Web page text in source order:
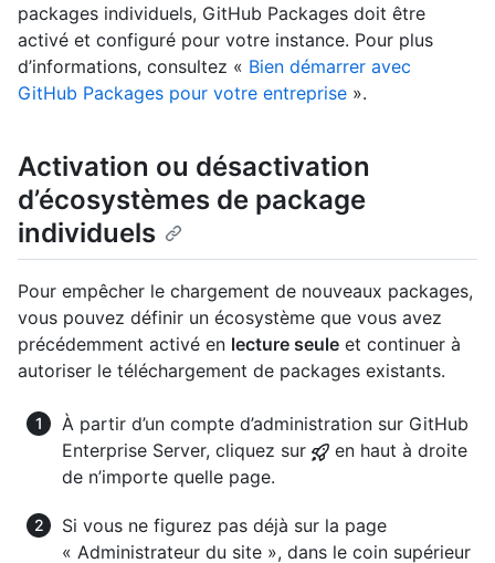
packages individuels, GitHub Packages doit être
activé et configuré pour votre instance. Pour plus
d’informations, consultez « Bien démarrer avec
GitHub Packages pour votre entreprise ».
Activation ou désactivation
d’écosystèmes de package
individuels
Pour empêcher le chargement de nouveaux packages,
vous pouvez définir un écosystème que vous avez
précédemment activé en lecture seule et continuer à
autoriser le téléchargement de packages existants.
À partir d’un compte d’administration sur GitHub
Enterprise Server, cliquez sur
en haut à droite
de n’importe quelle page.
Si vous ne figurez pas déjà sur la page
« Administrateur du site », dans le coin supérieur